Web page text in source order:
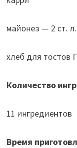
майонез — 2 ст. л.
хлеб для тостов
Количество
11 ингредиентов
Время